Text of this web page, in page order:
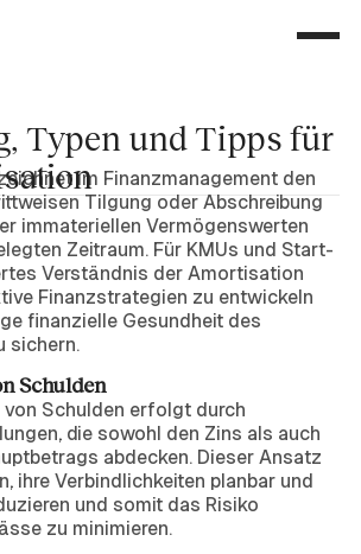
Typen und Tipps für
im Finanzmanagement den
Tilgung oder Abschreibung
immateriellen Vermögenswerten
Zeitraum. Für KMUs und Start-
Verständnis der Amortisation
Finanzstrategien zu entwickeln
finanzielle Gesundheit des
sichern.
Schulden
Schulden erfolgt durch
die sowohl den Zins als auch
abdecken. Dieser Ansatz
ihre Verbindlichkeiten planbar und
und somit das Risiko
zu minimieren.